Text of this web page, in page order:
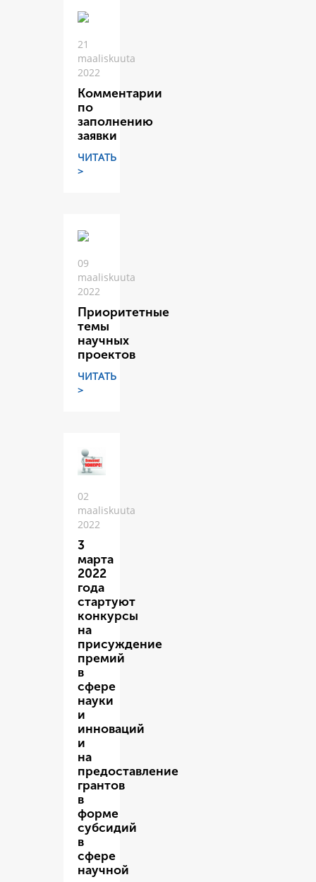
21
maaliskuuta
2022
Комментарии
по
заполнению
заявки
ЧИТАТЬ
>
09
maaliskuuta
2022
Приоритетные
темы
научных
проектов
ЧИТАТЬ
>
02
maaliskuuta
2022
3
марта
2022
года
стартуют
конкурсы
на
присуждение
премий
в
сфере
науки
и
инноваций
и
на
предоставление
грантов
в
форме
субсидий
в
сфере
научной